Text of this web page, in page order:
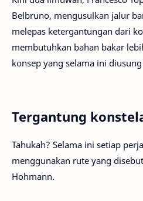
Belbruno, mengusulkan jalur
melepas ketergantungan dari
membutuhkan bahan bakar
konsep yang selama ini diusung
Tergantung
Tahukah? Selama ini setiap
menggunakan rute yang
Hohmann.